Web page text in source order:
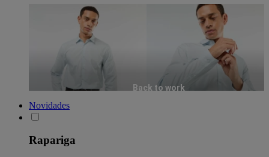
Back to work
Novidades
Rapariga